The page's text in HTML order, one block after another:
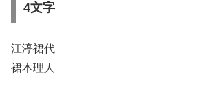
4文字
江渟裙代
裙本理人